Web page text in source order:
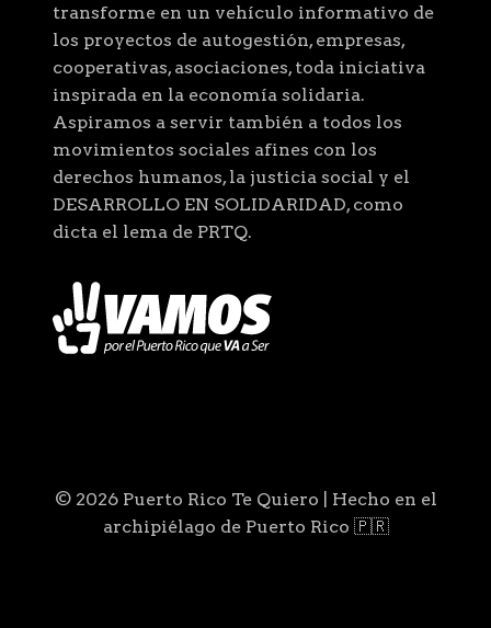
transforme en un vehículo informativo de
los proyectos de autogestión, empresas,
cooperativas, asociaciones, toda iniciativa
inspirada en la economía solidaria.
Aspiramos a servir también a todos los
movimientos sociales afines con los
derechos humanos, la justicia social y el
DESARROLLO EN SOLIDARIDAD, como
dicta el lema de PRTQ.
© 2026 Puerto Rico Te Quiero | Hecho en el
archipiélago de Puerto Rico 🇵🇷